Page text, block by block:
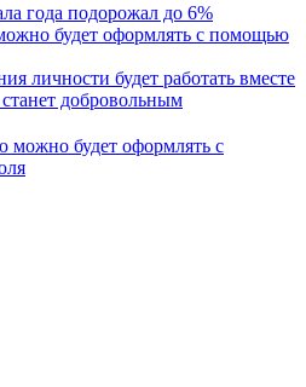
будет оформлять с помощью
личности будет работать вместе
добровольным